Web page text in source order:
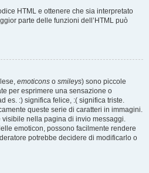
HTML e ottenere che sia interpretato
parte delle funzioni dell’HTML può
emoticons o smileys) sono piccole
per esprimere una sensazione o
es. :) significa felice, :( significa triste.
queste serie di caratteri in immagini.
nella pagina di invio messaggi.
emoticon, possono facilmente rendere
potrebbe decidere di modificarlo o